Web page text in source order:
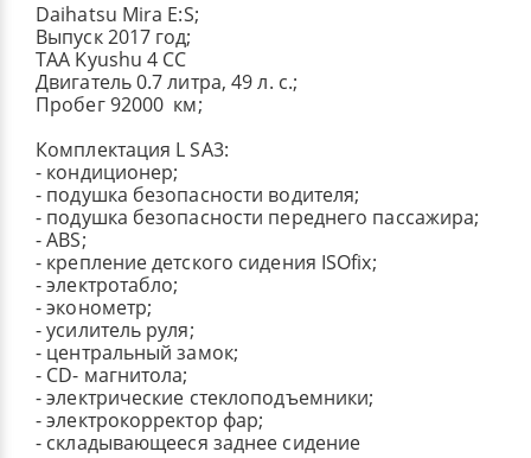
Daihatsu Mira E:S;
Выпуск 2017 год;
TAA Kyushu 4 CC
Двигатель 0.7 литра, 49 л. с.;
Пробег 92000 км;
Комплектация L SA3:
- кондиционер;
- подушка безопасности водителя;
- подушка безопасности переднего пассажира;
- ABS;
- крепление детского сидения ISOfix;
- электротабло;
- эконометр;
- усилитель руля;
- центральный замок;
- СD- магнитола;
- электрические стеклоподъемники;
- электрокорректор фар;
- складывающееся заднее сидение